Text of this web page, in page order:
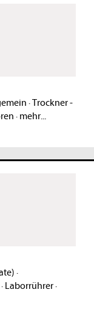
·Trockner -
· mehr...
·
· Laborrührer·